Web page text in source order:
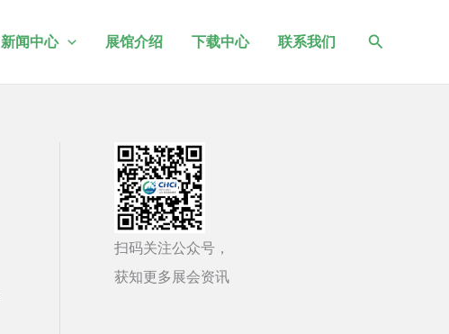
新闻中心 展馆介绍 下载中心 联系我们
搜
扫码关注公众号，
获知更多展会资讯